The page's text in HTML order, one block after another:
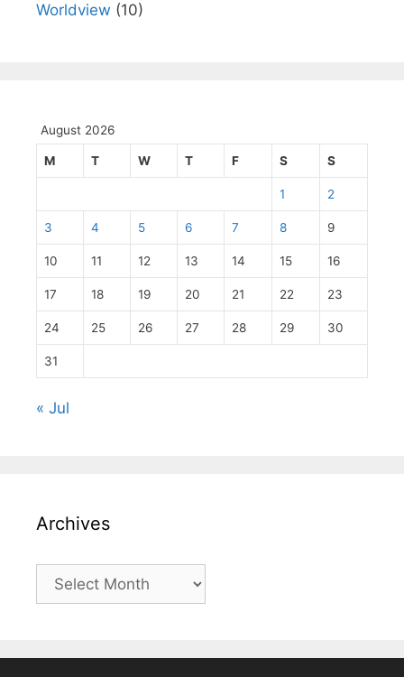
Worldview (10)
August 2026
M T W T F S S
1 2
3 4 5 6 7 8 9
10 11 12 13 14 15 16
17 18 19 20 21 22 23
24 25 26 27 28 29 30
31
« Jul
Archives
Archives